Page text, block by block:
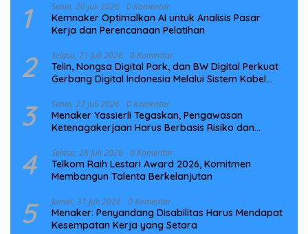
1 Senin, 20 Juli 2026 0 Komentar
Kemnaker Optimalkan AI untuk Analisis Pasar
Kerja dan Perencanaan Pelatihan
2 Selasa, 21 Juli 2026 0 Komentar
Telin, Nongsa Digital Park, dan BW Digital Perkuat
Gerbang Digital Indonesia Melalui Sistem Kabel
3 Senin, 27 Juli 2026 0 Komentar
Menaker Yassierli Tegaskan, Pengawasan
Ketenagakerjaan Harus Berbasis Risiko dan
4 Selasa, 28 Juli 2026 0 Komentar
Telkom Raih Lestari Award 2026, Komitmen
Membangun Talenta Berkelanjutan
5 Jumat, 31 Juli 2026 0 Komentar
Menaker: Penyandang Disabilitas Harus Mendapat
Kesempatan Kerja yang Setara